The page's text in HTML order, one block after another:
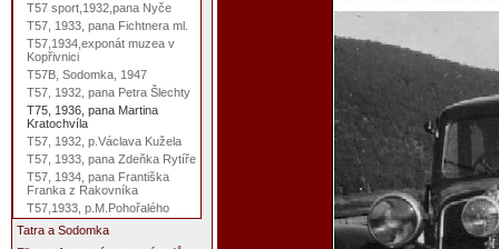
T57 sport,1932,pana Nyče
T57, 1933, pana Fichtnera ml.
T57,1934,exponát muzea v
Kopřivnici
T57B, Sodomka, 1947
T57, 1932, pana Petra Šlechty
T75, 1936, pana Martina
Kratochvíla
T57, 1932, p.Václava Kužela
T57, 1933, pana Zdeňka Rytíře
T57, 1934, pana Františka
Franka z Rakovníka
T57,1933, p.M.Pohořalého
Tatra a Sodomka